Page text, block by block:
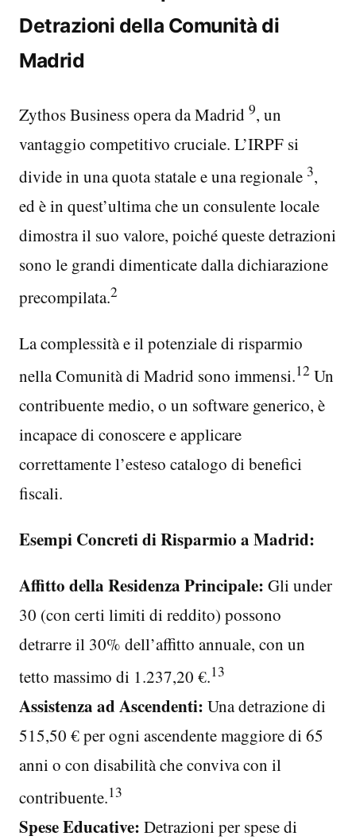
Detrazioni della Comunità di
Madrid
Zythos Business opera da Madrid 9, un
vantaggio competitivo cruciale. L’IRPF si
divide in una quota statale e una regionale 3,
ed è in quest’ultima che un consulente locale
dimostra il suo valore, poiché queste detrazioni
sono le grandi dimenticate dalla dichiarazione
precompilata.2
La complessità e il potenziale di risparmio
nella Comunità di Madrid sono immensi.12 Un
contribuente medio, o un software generico, è
incapace di conoscere e applicare
correttamente l’esteso catalogo di benefici
fiscali.
Esempi Concreti di Risparmio a Madrid:
Affitto della Residenza Principale: Gli under
30 (con certi limiti di reddito) possono
detrarre il 30% dell’affitto annuale, con un
tetto massimo di 1.237,20 €.13
Assistenza ad Ascendenti: Una detrazione di
515,50 € per ogni ascendente maggiore di 65
anni o con disabilità che conviva con il
contribuente.13
Spese Educative: Detrazioni per spese di